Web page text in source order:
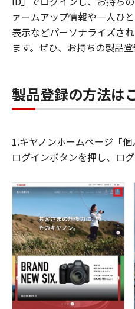
ァームアップ情報や一人ひ
表示などパーソナライズさ
ます。ぜひ、お持ちの製品
製品登録の方法は
1.キヤノンホームページ「
ログインボタンを押し、ロ